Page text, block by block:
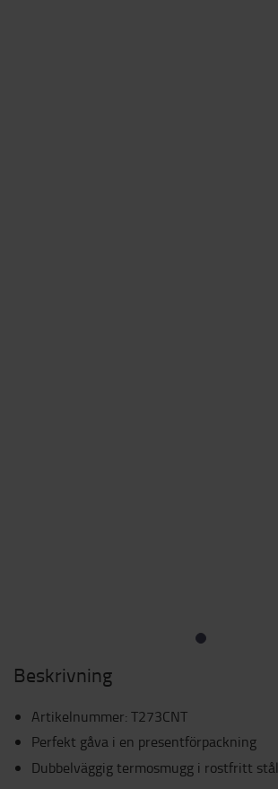
Beskrivning
Artikelnummer: T273CNT
Perfekt gåva i en presentförpackning
Dubbelväggig termosmugg i rostfritt stål